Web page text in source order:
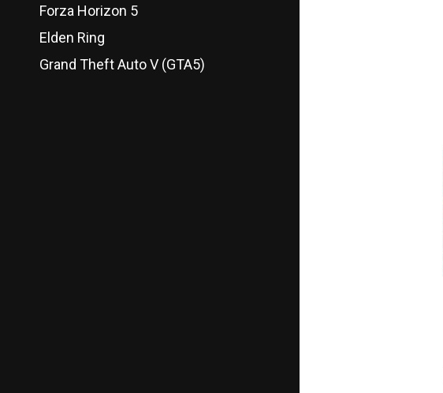
Forza Horizon 5
Elden Ring
Grand Theft Auto V (GTA5)